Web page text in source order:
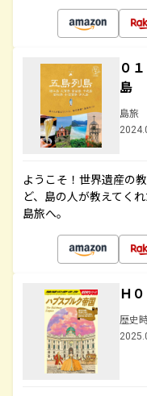
０
島
島旅
ようこそ！世界遺産の
ど、島の人が教えてく
島旅へ。
Ｈ
歴史